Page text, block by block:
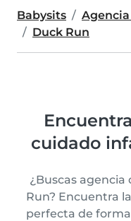
Babysits
Duck Run
cuidado
¿Buscas
Run? Encuentra
perfecta de